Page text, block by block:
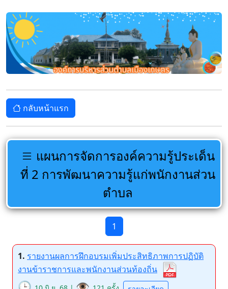
กลับหน้าแรก
แผนการจัดการองค์ความรู้ประเด็น
ที่ 2 การพัฒนาความรู้แก่พนักงานส่วน
ตำบล
1
1. รายงานผลการฝึกอบรมเพิ่มประสิทธิภาพการปฏิบัติ
งานข้าราชการและพนักงานส่วนท้องถิ่น